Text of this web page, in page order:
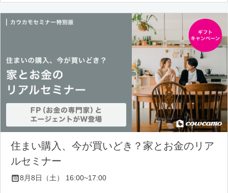
住まい購入、今が買いどき？家とお金のリア
ルセミナー
8月8日（土） 16:00~17:00